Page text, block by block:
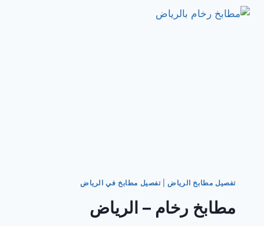
تفصيل مطابخ الرياض |تفصيل مطابخ في الرياض
مطابخ رخام – الرياض